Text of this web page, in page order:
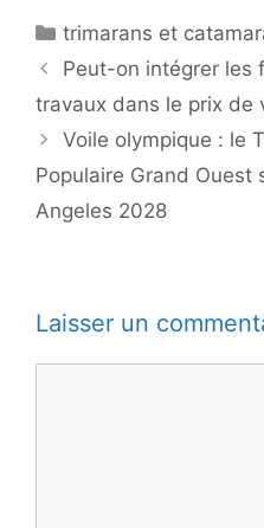
Catégories
trimarans et
Peut-on intégrer les
travaux dans le prix de
Voile olympique : le
Populaire Grand Ouest
Angeles 2028
Laisser un